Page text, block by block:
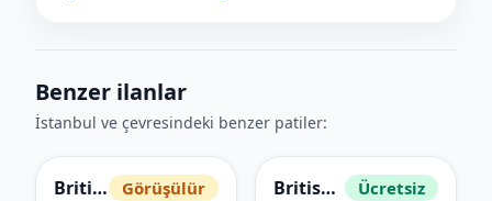
Benzer ilanlar
İstanbul ve çevresindeki benzer patiler:
British Shorthair
Görüşülür
British Shorthair
Ücretsiz